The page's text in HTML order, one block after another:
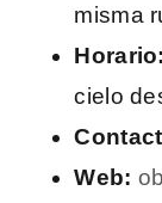
misma
Horario:
cielo
Web: